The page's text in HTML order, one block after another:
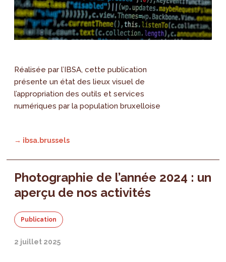
Réalisée par l’IBSA, cette publication
présente un état des lieux visuel de
l’appropriation des outils et services
numériques par la population bruxelloise
→ ibsa.brussels
Photographie de l’année 2024 : un
aperçu de nos activités
Publication
2 juillet 2025